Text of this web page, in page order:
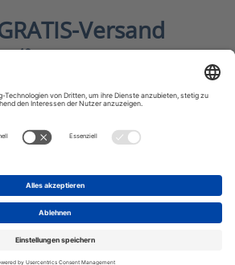
-Versand
40
dank SSL
inkl. MwSt., zzgl.Versandkosten
Bücher zu Politik, Geschichte,
Wissen u.v.m.